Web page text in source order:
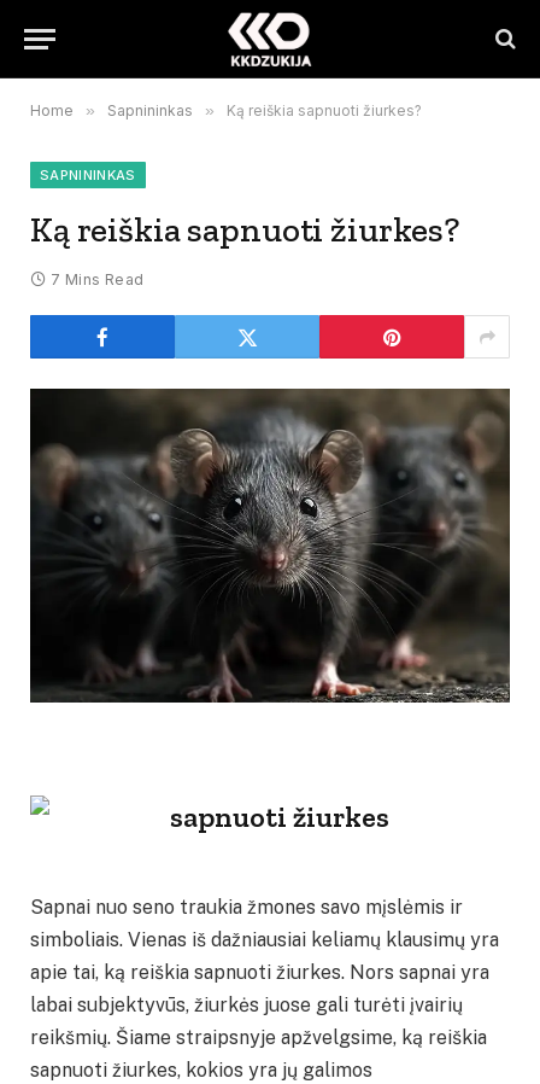
Home » Sapnininkas » Ką reiškia sapnuoti žiurkes?
SAPNININKAS
Ką reiškia sapnuoti žiurkes?
7 Mins Read
Sapnai nuo seno traukia žmones savo mįslėmis ir
simboliais. Vienas iš dažniausiai keliamų klausimų yra
apie tai, ką reiškia sapnuoti žiurkes. Nors sapnai yra
labai subjektyvūs, žiurkės juose gali turėti įvairių
reikšmių. Šiame straipsnyje apžvelgsime, ką reiškia
sapnuoti žiurkes, kokios yra jų galimos